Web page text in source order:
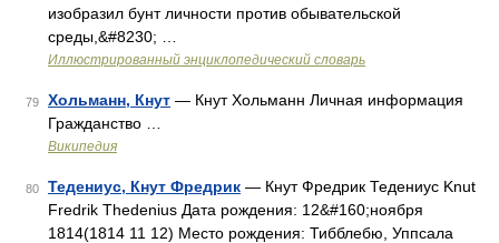
изобразил бунт личности против обывательской
среды,&#8230; …
Иллюстрированный энциклопедический словарь
79 Хольманн, Кнут — Кнут Хольманн Личная информация
Гражданство …
Википедия
80 Тедениус, Кнут Фредрик — Кнут Фредрик Тедениус Knut
Fredrik Thedenius Дата рождения: 12&#160;ноября
1814(1814 11 12) Место рождения: Тибблебю, Уппсала